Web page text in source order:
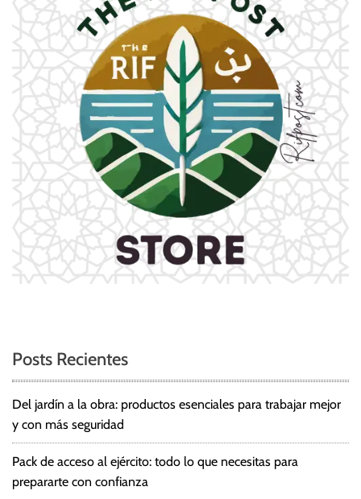
n
d
e
e
n
t
r
a
d
s
Posts Recientes
Del jardín a la obra: productos esenciales para trabajar mejor
y con más seguridad
Pack de acceso al ejército: todo lo que necesitas para
prepararte con confianza